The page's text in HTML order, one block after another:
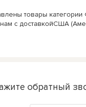
товары
с доставкойСША
обратный